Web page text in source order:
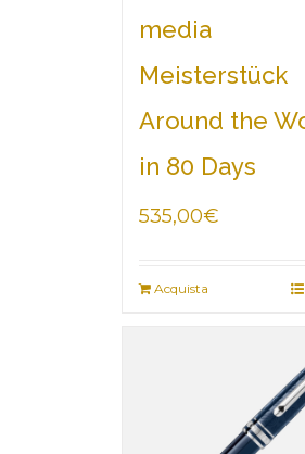
media
Meisterstück
Around the
in 80 Days
535,00€
Acquista